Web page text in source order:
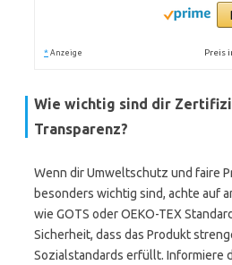
* Anzeige Preis
Wie wichtig sind dir
Transparenz?
Wenn dir Umweltschutz und faire
besonders wichtig sind, achte auf
wie GOTS oder OEKO-TEX
Sicherheit, dass das Produkt
Sozialstandards erfüllt. Informiere